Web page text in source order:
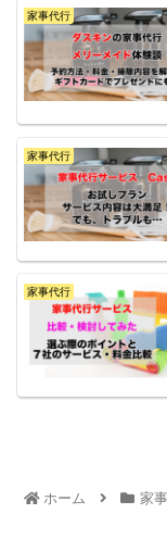
家事代行
家事代行
家事代行
ホーム 家